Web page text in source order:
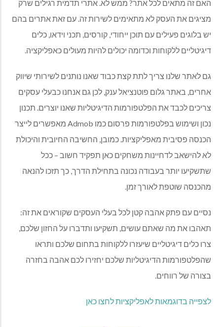
האם זה מתאים לכל אתר? ממש לא. אתרי תדמית רגילים שרק
מציגים את העסק לא מתאימים לשירות זה. עם זאת אתרים בהם
יש בלוגים פעילים עם תוכן ייחודי, קורסים, תכני וידאו, כלים
דיגיטליים ללקוחות וכדומה יכולים להיות מעולים כאפליקציה.
גם לאתר שלנו צריך לתת קצת כבוד שאנו נותנים לשירותי שיווק
אחרים, באתר גלום פוטנציאל ענק, לכן גם אנחנו כבעלי עסקים
צריכים לכבד את הפלטפורמות הדיגיטליות שאנו יוצרים. תכנון
נכון ושימוש בפלטפורמות פרסום כמו Admob מאפשרים לייצר
הכנסה פסיבית מאפליקציות. כמובן, החשיבה החיובית והיכולת
לא להישאב לדחיינות משחקים כאן תפקיד חשוב – ככל
שתשקיעו יותר בעבודה נכונה בתחילת הדרך, כך תזכו להנאה
מהכנסה שוטפת לאורך זמן.
נסיים עם פתק אהבה קטן לכל בעלי העסקים שקוראים את זה:
תאהבו את מה שאתם עושים, תשקיעו ותדברו על החזון שלכם,
צרו כלים דיגיטליים שיעזרו ללקוחות בתחום שלכם ותראו
שהפלטפורמות הדיגיטליות שלכם יחזירו לכם אהבה בחזרה
בצורה של רווחים.
לצפייה בדוגמאות לאפליקציות לחצו כאן